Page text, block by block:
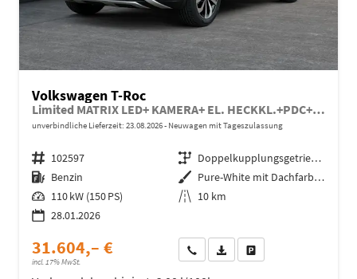
Volkswagen T-Roc
Limited MATRIX LED+ KAMERA+ EL. HECKKL.+PDC+SHZ
unverbindliche Lieferzeit: 23.08.2026 Neuwagen mit Tageszulassung
Fahrzeugnr. 102597 Getriebe
Doppelkupplungsgetriebe (DSG)
Kraftstoff Benzin Außenfarbe
Pure-White mit Dachfarbe in Deep Black Perleffekt
Leistung 110 kW (150 PS) Kilometerstand 10 km
28.01.2026
31.604,– €
incl. 17% MwSt.
Wir rufen Sie anFahrzeugexposé (PDF)